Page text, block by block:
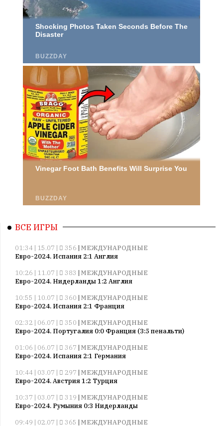
ВСЕ ИГРЫ
01:34 | 15.07 | 356 | МЕЖДУНАРОДНЫЕ
Евро-2024. Испания 2:1 Англия
10:26 | 11.07 |
383 | МЕЖДУНАРОДНЫЕ
Евро-2024. Нидерланды 1:2 Англия
10:55 | 10.07 |
360 | МЕЖДУНАРОДНЫЕ
Евро-2024. Испания 2:1 Франция
02:32 | 06.07 |
350 | МЕЖДУНАРОДНЫЕ
Евро-2024. Португалия 0:0 Франция (3:5 пенальти)
01:06 | 06.07 |
367 | МЕЖДУНАРОДНЫЕ
Евро-2024. Испания 2:1 Германия
10:44 | 03.07 |
297 | МЕЖДУНАРОДНЫЕ
Евро-2024. Австрия 1:2 Турция
10:37 | 03.07 |
319 | МЕЖДУНАРОДНЫЕ
Евро-2024. Румыния 0:3 Нидерланды
09:49 | 02.07 |
365 | МЕЖДУНАРОДНЫЕ